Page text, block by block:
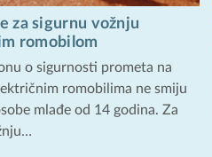
za sigurnu vožnju
romobilom
o sigurnosti prometa na
romobilima ne smiju
mlađe od 14 godina. Za